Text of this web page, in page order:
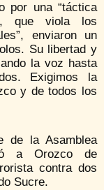
por una “táctica
que viola los
enviaron un
Su libertad y
la voz hasta
Exigimos la
y de todos los
de la Asamblea
a Orozco de
contra dos
Sucre.